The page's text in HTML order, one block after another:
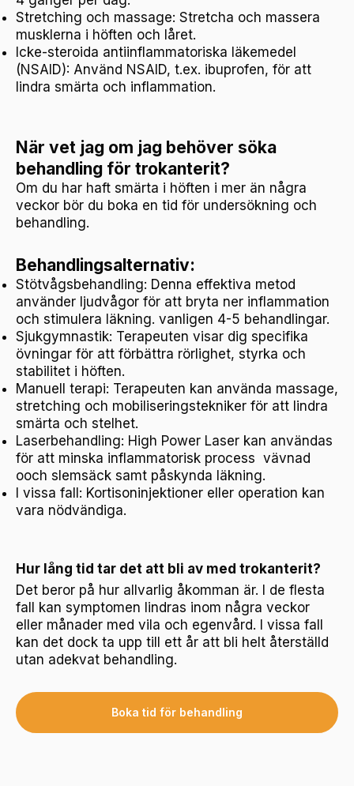
Stretching och massage: Stretcha och massera
musklerna i höften och låret.
Icke-steroida antiinflammatoriska läkemedel
(NSAID): Använd NSAID, t.ex. ibuprofen, för att
lindra smärta och inflammation.
När vet jag om jag behöver söka
behandling för trokanterit?
Om du har haft smärta i höften i mer än några
veckor bör du boka en tid för undersökning och
behandling.
Behandlingsalternativ:
Stötvågsbehandling: Denna effektiva metod
använder ljudvågor för att bryta ner inflammation
och stimulera läkning. vanligen 4-5 behandlingar.
Sjukgymnastik: Terapeuten visar dig specifika
övningar för att förbättra rörlighet, styrka och
stabilitet i höften.
Manuell terapi: Terapeuten kan använda massage,
stretching och mobiliseringstekniker för att lindra
smärta och stelhet.
Laserbehandling: High Power Laser kan användas
för att minska inflammatorisk process vävnad
ooch slemsäck samt påskynda läkning.
I vissa fall: Kortisoninjektioner eller operation kan
vara nödvändiga.
Hur lång tid tar det att bli av med trokanterit?
Det beror på hur allvarlig åkomman är. I de flesta
fall kan symptomen lindras inom några veckor
eller månader med vila och egenvård. I vissa fall
kan det dock ta upp till ett år att bli helt återställd
utan adekvat behandling.
Boka tid för behandling